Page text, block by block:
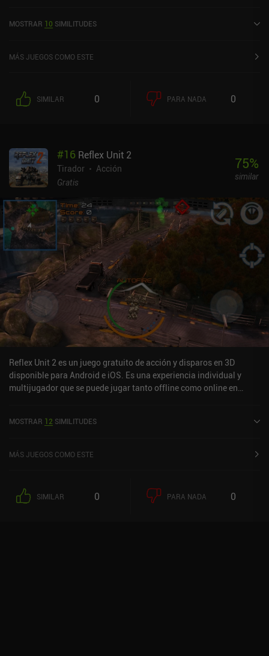
MOSTRAR 10 SIMILITUDES
MÁS JUEGOS COMO ESTE
SIMILAR 0 PARA NADA 0
#16 Reflex Unit 2
Tirador
Acción
Gratis
75%
similar
Reflex Unit 2 es un juego gratuito de acción y disparos en 3D
disponible para Android e iOS. Es una experiencia individual y
multijugador que se puede jugar tanto offline como online en
5,0 en la App Store de iOS.
MOSTRAR 12 SIMILITUDES
MÁS JUEGOS COMO ESTE
SIMILAR 0 PARA NADA 0